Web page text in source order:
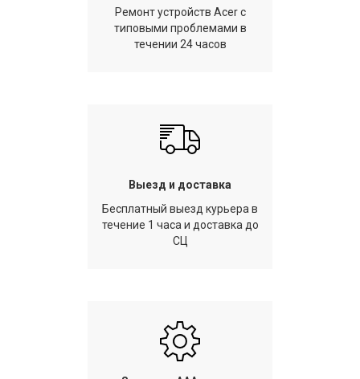
Ремонт устройств Acer с
типовыми проблемами в
течении 24 часов
Выезд и доставка
Бесплатный выезд курьера в
течение 1 часа и доставка до
СЦ